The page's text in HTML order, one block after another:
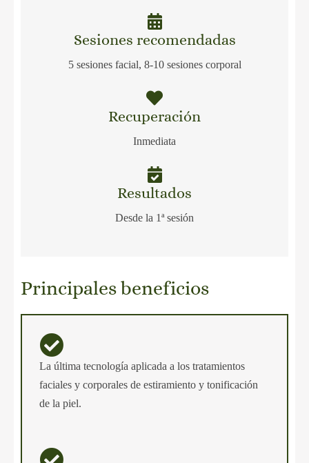
Sesiones recomendadas
5 sesiones facial, 8-10 sesiones corporal
Recuperación
Inmediata
Resultados
Desde la 1ª sesión
Principales beneficios
La última tecnología aplicada a los tratamientos
faciales y corporales de estiramiento y tonificación
de la piel.